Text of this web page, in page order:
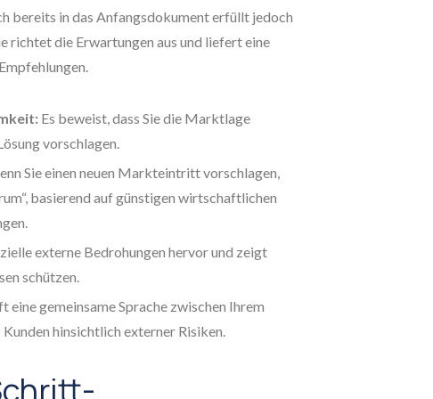
bereits in das Anfangsdokument erfüllt jedoch
richtet die Erwartungen aus und liefert eine
Es beweist, dass Sie die Marktlage
vorschlagen.
Sie einen neuen Markteintritt vorschlagen,
basierend auf günstigen wirtschaftlichen
externe Bedrohungen hervor und zeigt
schützen.
eine gemeinsame Sprache zwischen Ihrem
hinsichtlich externer Risiken.